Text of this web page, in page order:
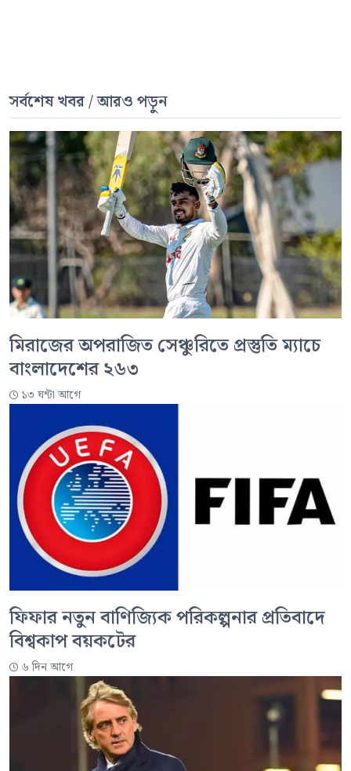
সর্বশেষ খবর / আরও পড়ুন
মিরাজের অপরাজিত সেঞ্চুরিতে প্রস্তুতি ম্যাচে
বাংলাদেশের ২৬৩
১৩ ঘন্টা আগে
ফিফার নতুন বাণিজ্যিক পরিকল্পনার প্রতিবাদে
বিশ্বকাপ বয়কটের
৬ দিন আগে